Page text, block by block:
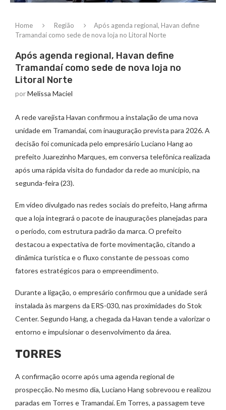
Home Região
Após agenda regional, Havan define
Tramandaí como sede de nova loja no Litoral Norte
Após agenda regional, Havan define
Tramandaí como sede de nova loja no
Litoral Norte
porMelissa Maciel
A rede varejista Havan confirmou a instalação de uma nova
unidade em Tramandaí, com inauguração prevista para 2026. A
decisão foi comunicada pelo empresário Luciano Hang ao
prefeito Juarezinho Marques, em conversa telefônica realizada
após uma rápida visita do fundador da rede ao município, na
segunda-feira (23).
Em vídeo divulgado nas redes sociais do prefeito, Hang afirma
que a loja integrará o pacote de inaugurações planejadas para
o período, com estrutura padrão da marca. O prefeito
destacou a expectativa de forte movimentação, citando a
dinâmica turística e o fluxo constante de pessoas como
fatores estratégicos para o empreendimento.
Durante a ligação, o empresário confirmou que a unidade será
instalada às margens da ERS-030, nas proximidades do Stok
Center. Segundo Hang, a chegada da Havan tende a valorizar o
entorno e impulsionar o desenvolvimento da área.
TORRES
A confirmação ocorre após uma agenda regional de
prospecção. No mesmo dia, Luciano Hang sobrevoou e realizou
paradas em Torres e Tramandaí. Em Torres, a passagem teve